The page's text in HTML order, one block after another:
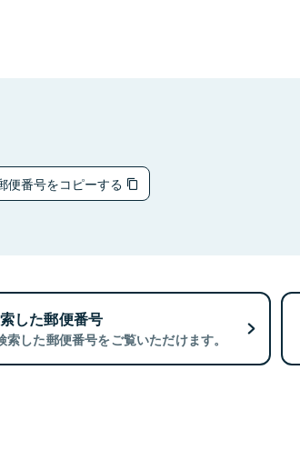
便番号をコピーする
した郵便番号
索した郵便番号をご覧いただけます。